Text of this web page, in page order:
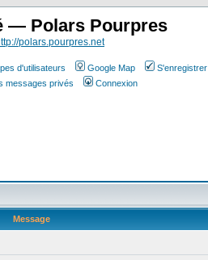
— Polars Pourpres
polars.pourpres.net
d'utilisateurs Google Map
S'enregistrer
messages privés Connexion
Message